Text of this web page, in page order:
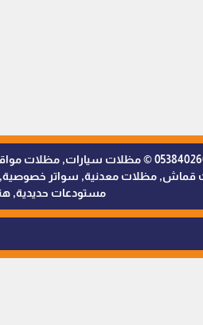
ظلال التميز للمظلات والسواتر -
مظلات معدنية, سواتر خصوصية,
مستودعات حديدية,